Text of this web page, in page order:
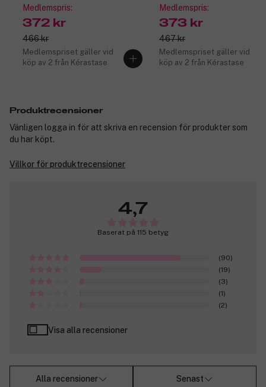
Medlemspris:
372 kr
466 kr
Medlemspriset gäller vid
köp av 2 från Kérastase
Medlemspris:
373 kr
467 kr
Medlemspriset gäller vid
köp av 2 från Kérastase
Produktrecensioner
Vänligen logga in för att skriva en recension för produkter som
du har köpt.
Villkor för produktrecensioner
4,7
Baserat på 115 betyg
(90)
(19)
(3)
(1)
(2)
Visa alla recensioner
Alla recensioner Senast